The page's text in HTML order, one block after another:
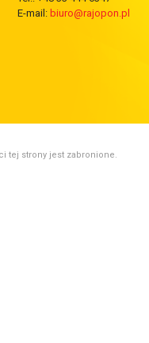
E-mail: biuro@rajopon.pl
tej strony jest zabronione.